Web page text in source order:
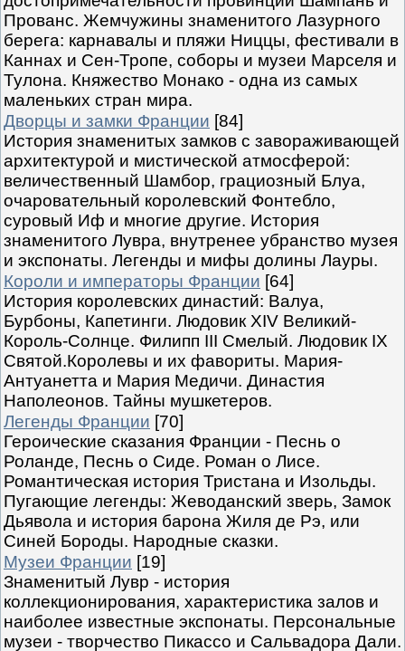
Прованс. Жемчужины знаменитого Лазурного
берега: карнавалы и пляжи Ниццы, фестивали в
Каннах и Сен-Тропе, соборы и музеи Марселя и
Тулона. Княжество Монако - одна из самых
маленьких стран мира.
Дворцы и замки Франции [84]
История знаменитых замков с завораживающей
архитектурой и мистической атмосферой:
величественный Шамбор, грациозный Блуа,
очаровательный королевский Фонтебло,
суровый Иф и многие другие. История
знаменитого Лувра, внутренее убранство музея
и экспонаты. Легенды и мифы долины Лауры.
Короли и императоры Франции [64]
История королевских династий: Валуа,
Бурбоны, Капетинги. Людовик XIV Великий-
Король-Солнце. Филипп III Смелый. Людовик IX
Святой.Королевы и их фавориты. Мария-
Антуанетта и Мария Медичи. Династия
Наполеонов. Тайны мушкетеров.
Легенды Франции [70]
Героические сказания Франции - Песнь о
Роланде, Песнь о Сиде. Роман о Лисе.
Романтическая история Тристана и Изольды.
Пугающие легенды: Жеводанский зверь, Замок
Дьявола и история барона Жиля де Рэ, или
Синей Бороды. Народные сказки.
Музеи Франции [19]
Знаменитый Лувр - история
коллекционирования, характеристика залов и
наиболее известные экспонаты. Персональные
музеи - творчество Пикассо и Сальвадора Дали.